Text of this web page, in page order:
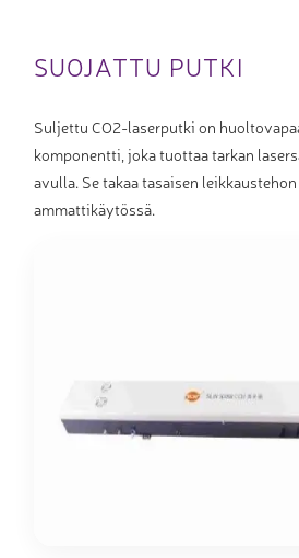
SUOJATTU PUTKI
Suljettu CO2-laserputki on
komponentti, joka tuottaa tarkan
avulla. Se takaa tasaisen
ammattikäytössä.